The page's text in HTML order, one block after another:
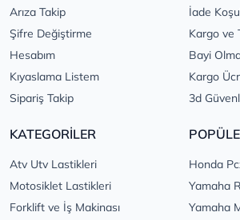
Arıza Takip
Şifre Değiştirme
Hesabım
Kıyaslama Listem
Sipariş Takip
İade
Kargo ve
Bayi
Kargo
3d
KATEGORİLER
Atv Utv Lastikleri
Motosiklet Lastikleri
Forklift ve İş Makinası
Honda
Yamaha
Yamaha